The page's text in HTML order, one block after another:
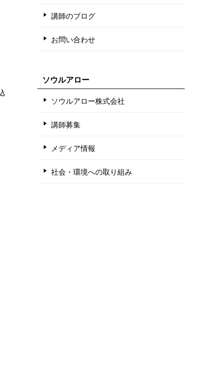
講師のブログ
お問い合わせ
ソウルアロー
ソウルアロー株式会社
講師募集
メディア情報
社会・環境への取り組み